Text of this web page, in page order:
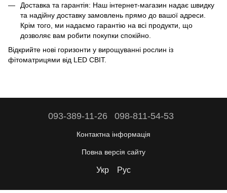
Доставка та гарантія: Наш інтернет-магазин надає швидку
та надійну доставку замовлень прямо до вашої адреси.
Крім того, ми надаємо гарантію на всі продукти, що
дозволяє вам робити покупки спокійно.
Відкрийте нові горизонти у вирощуванні рослин із
фітоматрицями від LED СВІТ.
093-389-11-26 098-811-54-53
Контактна інформація
Повна версія сайту
Укр Рус